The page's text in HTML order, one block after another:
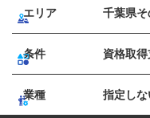
エリア 千葉県
条件 資格取得
業種 指定しな